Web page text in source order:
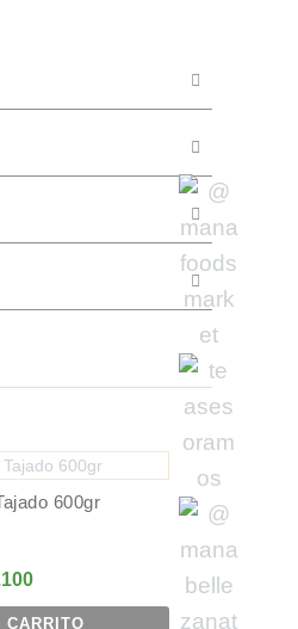
600gr
CARRITO